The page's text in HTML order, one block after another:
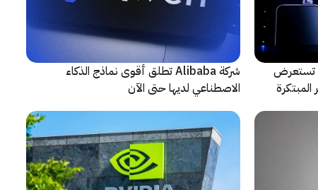
بالتعاون مع ARRI، شركة HONOR تستعرض
شركة Alibaba تطلق أقوى نماذج الذكاء
الاصطناعي لديها حتى الآن